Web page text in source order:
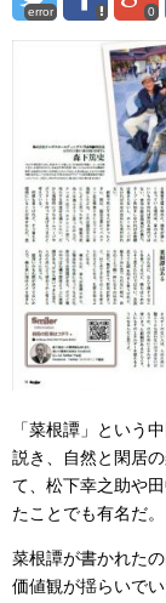
error 0
「菜根譚」という
説き、自然と閑居
て、松下幸之助や
たことでも有名だ。
菜根譚が書かれた
価値観が揺らいで